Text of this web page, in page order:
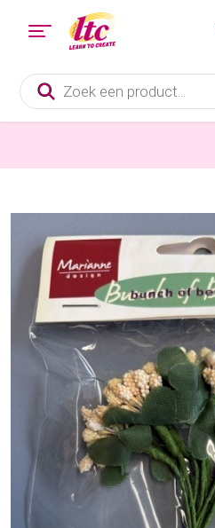
Producten
zoeken